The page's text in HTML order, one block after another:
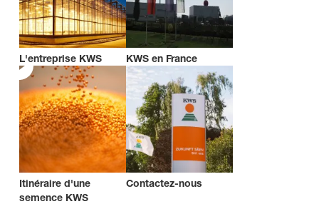
L'entreprise KWS KWS en France
Itinéraire d'une
semence KWS
Contactez-nous